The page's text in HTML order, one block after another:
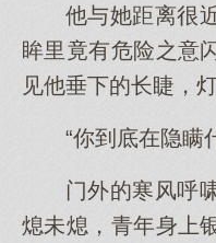
他与她距离很
眸里竟有危险之意
见他垂下的长睫，
“你到底在隐瞒
门外的寒风呼
熄未熄，青年身上